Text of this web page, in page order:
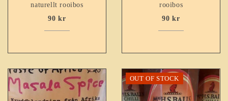
naturellt rooibos
90kr
rooibos
90kr
OUT OF STOCK